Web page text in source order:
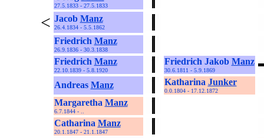
27.5.1833 - 27.5.1833
< Jacob Manz
26.4.1834 - 5.5.1862
Friedrich Manz
26.9.1836 - 30.3.1838
Friedrich Manz
22.10.1839 - 5.8.1920
Friedrich Jakob Manz
30.6.1811 - 5.9.1869
Andreas Manz Katharina Junker
0.0.1804 - 17.12.1872
Margaretha Manz
6.7.1844 - ..
Catharina Manz
20.1.1847 - 21.1.1847